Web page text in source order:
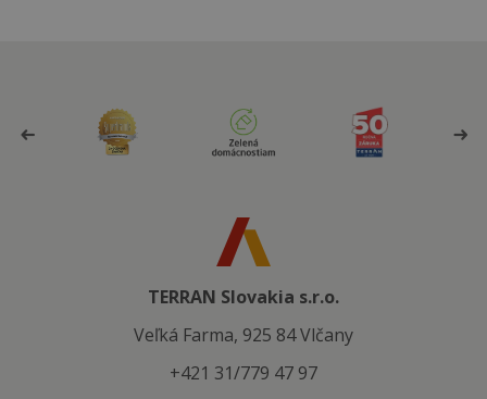
TERRAN Slovakia s.r.o.
Veľká Farma, 925 84 Vlčany
+421 31/779 47 97